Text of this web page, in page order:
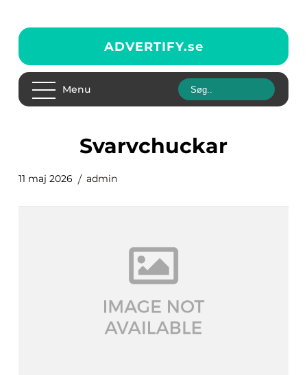
ADVERTIFY.se
Menu
svarvchuckar
11 maj 2026 admin